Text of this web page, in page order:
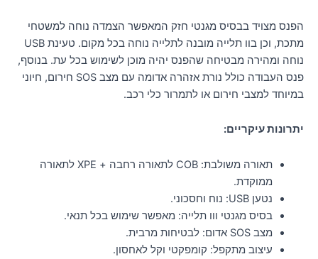
הפנס מצויד בבסיס מגנטי חזק המאפשר הצמדה נוחה למשטחי
מתכת, וכן בוו תלייה מובנה לתלייה נוחה בכל מקום. טעינת USB
נוחה ומהירה מבטיחה שהפנס יהיה מוכן לשימוש בכל עת. בנוסף,
פנס העבודה כולל נורת אזהרה אדומה עם מצב SOS חירום, חיוני
במיוחד למצבי חירום או לתמרור כלי רכב.
יתרונות עיקריים:
תאורה משולבת: COB לתאורה רחבה + XPE לתאורה
ממוקדת.
נטען USB: נוח וחסכוני.
בסיס מגנטי ווו תלייה: מאפשר שימוש בכל תנאי.
מצב SOS אדום: לבטיחות מרבית.
עיצוב מתקפל: קומפקטי וקל לאחסון.